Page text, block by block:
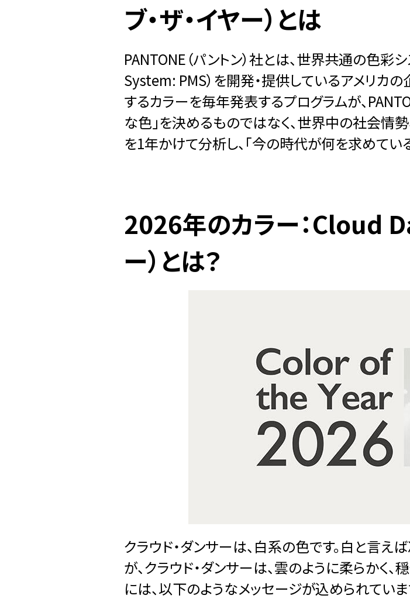
ブ・ザ・イヤー）とは
PANTONE（パントン）社とは、世界共通の色
System: PMS）を開発・提供しているアメリカ
するカラーを毎年発表するプログラムが、
な色」を決めるものではなく、世界中の社会情
を1年かけて分析し、「今の時代が何を求めてい
2026年のカラー：Cloud
ー）とは？
クラウド・ダンサーは、白系の色です。白と言
が、クラウド・ダンサーは、雲のように柔らかく
には、以下のようなメッセージが込められていま